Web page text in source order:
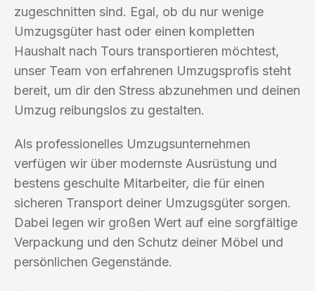
zugeschnitten sind. Egal, ob du nur wenige
Umzugsgüter hast oder einen kompletten
Haushalt nach Tours transportieren möchtest,
unser Team von erfahrenen Umzugsprofis steht
bereit, um dir den Stress abzunehmen und deinen
Umzug reibungslos zu gestalten.
Als professionelles Umzugsunternehmen
verfügen wir über modernste Ausrüstung und
bestens geschulte Mitarbeiter, die für einen
sicheren Transport deiner Umzugsgüter sorgen.
Dabei legen wir großen Wert auf eine sorgfältige
Verpackung und den Schutz deiner Möbel und
persönlichen Gegenstände.